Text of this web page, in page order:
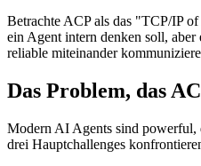
Betrachte ACP als das "TCP/IP
ein Agent intern denken soll, aber
reliable miteinander
Das Problem, das
Modern AI Agents sind powerful,
drei Hauptchallenges